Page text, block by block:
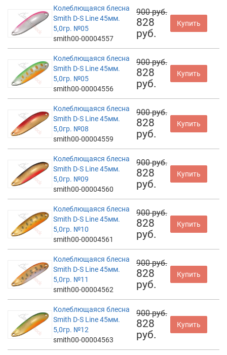
Колеблющаяся блесна
Smith D-S Line 45мм.
5,0гр. №05
smith00-00004557
900 руб.
828
руб.
Купить
Колеблющаяся блесна
Smith D-S Line 45мм.
5,0гр. №05
smith00-00004556
900 руб.
828
руб.
Купить
Колеблющаяся блесна
Smith D-S Line 45мм.
5,0гр. №08
smith00-00004559
900 руб.
828
руб.
Купить
Колеблющаяся блесна
Smith D-S Line 45мм.
5,0гр. №09
smith00-00004560
900 руб.
828
руб.
Купить
Колеблющаяся блесна
Smith D-S Line 45мм.
5,0гр. №10
smith00-00004561
900 руб.
828
руб.
Купить
Колеблющаяся блесна
Smith D-S Line 45мм.
5,0гр. №11
smith00-00004562
900 руб.
828
руб.
Купить
Колеблющаяся блесна
Smith D-S Line 45мм.
5,0гр. №12
smith00-00004563
900 руб.
828
руб.
Купить